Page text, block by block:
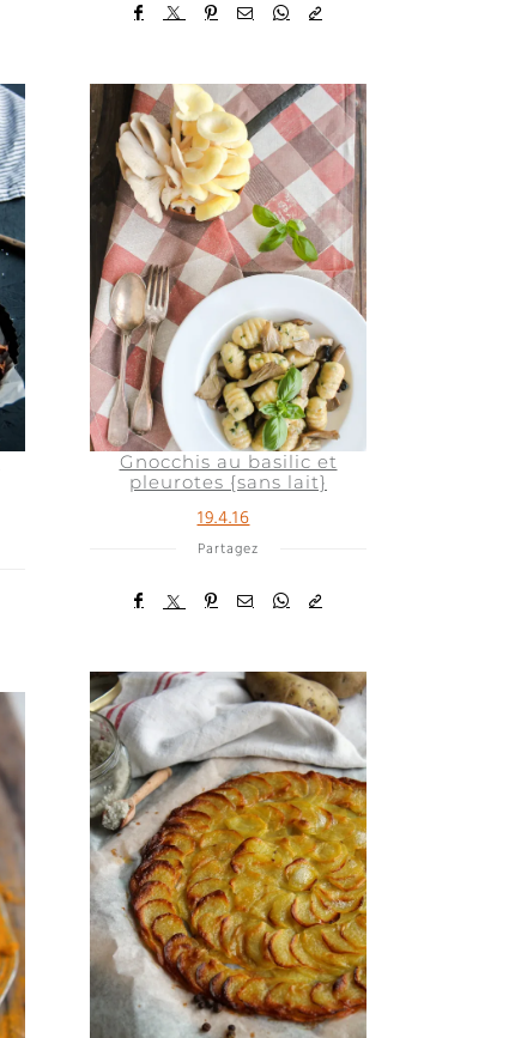
Gnocchis au basilic et
pleurotes {sans lait}
19.4.16
Partagez